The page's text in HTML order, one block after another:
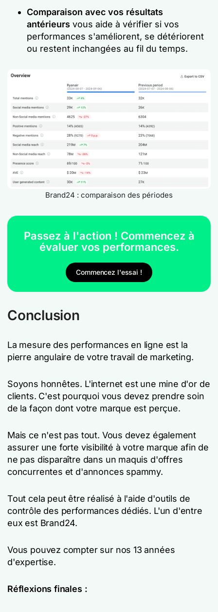
Comparaison avec vos résultats
antérieurs vous aide à vérifier si vos
performances s'améliorent, se détériorent
ou restent inchangées au fil du temps.
Brand24 : comparaison des périodes
Passez à l'action ! Commencez à
évaluer vos performances.
Commencez l'essai !
Conclusion
La mesure des performances en ligne est la
pierre angulaire de votre travail de marketing.
Soyons honnêtes. L'internet est une mine d'or de
clients. C'est pourquoi vous devez prendre soin
de la façon dont votre marque est perçue.
Mais ce n'est pas tout. Vous devez également
assurer une forte visibilité à votre marque afin de
ne pas disparaître dans un maquis d'offres
concurrentes et d'annonces spammy.
Tout cela peut être réalisé à l'aide d'outils de
contrôle des performances dédiés. L'un d'entre
eux est Brand24.
Vous pouvez compter sur nos 13 années
d'expertise.
Réflexions finales :